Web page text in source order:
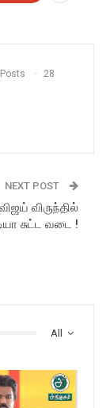
28
NEXT POST
விருந்தில்
சுட்ட வடை !
All